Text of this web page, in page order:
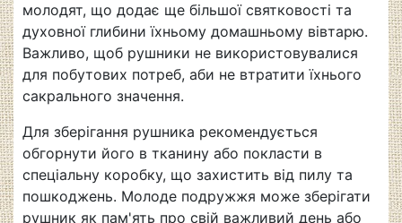
молодят, що додає ще більшої святковості та
духовної глибини їхньому домашньому вівтарю.
Важливо, щоб рушники не використовувалися
для побутових потреб, аби не втратити їхнього
сакрального значення.
Для зберігання рушника рекомендується
обгорнути його в тканину або покласти в
спеціальну коробку, що захистить від пилу та
пошкоджень. Молоде подружжя може зберігати
рушник як пам'ять про свій важливий день або